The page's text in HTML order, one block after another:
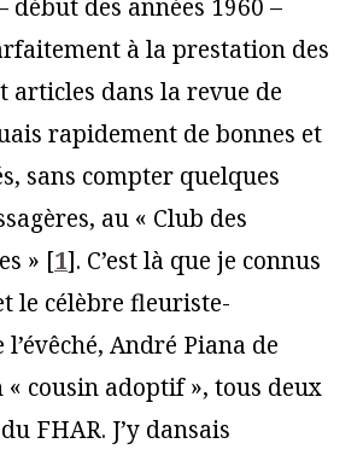
début des années 1960 –
à la prestation des
articles dans la revue de
rapidement de bonnes et
sans compter quelques
au « Club des
» [1]. C’est là que je connus
le célèbre fleuriste-
André Piana de
« cousin adoptif », tous deux
FHAR. J’y dansais